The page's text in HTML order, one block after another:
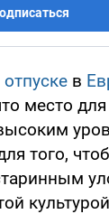
отпуске в
место
того,